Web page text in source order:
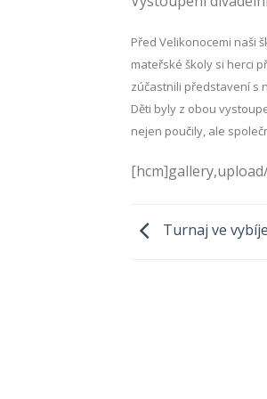
Před Velikonocemi naši
mateřské školy si herci
zúčastnili představení s
Děti byly z obou
nejen poučily, ale
Turnaj ve